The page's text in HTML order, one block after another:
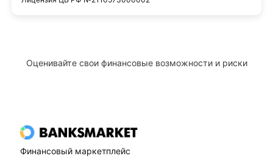
Оценивайте свои финансовые возможности и риски
Финансовый маркетплейс